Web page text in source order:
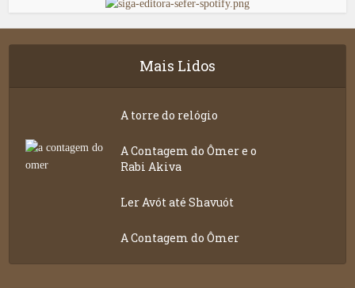
Mais Lidos
A torre do relógio
A Contagem do Ômer e o
Rabi Akiva
Ler Avót até Shavuót
A Contagem do Ômer